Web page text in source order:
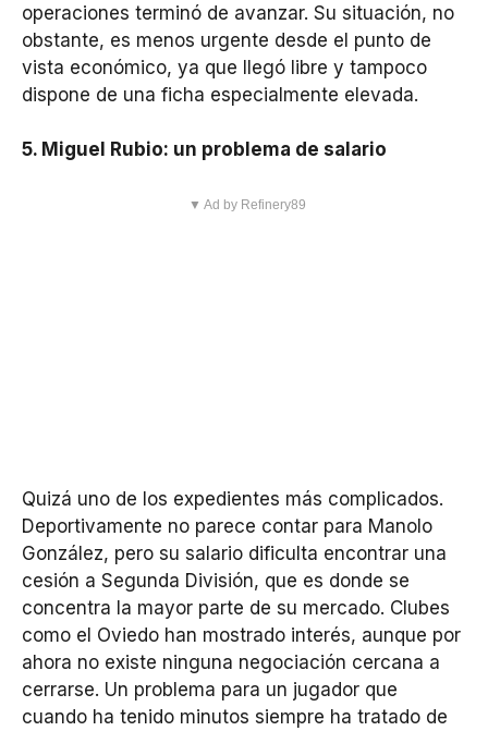
operaciones terminó de avanzar. Su situación, no
obstante, es menos urgente desde el punto de
vista económico, ya que llegó libre y tampoco
dispone de una ficha especialmente elevada.
5. Miguel Rubio: un problema de salario
▼ Ad by Refinery89
Quizá uno de los expedientes más complicados.
Deportivamente no parece contar para Manolo
González, pero su salario dificulta encontrar una
cesión a Segunda División, que es donde se
concentra la mayor parte de su mercado. Clubes
como el Oviedo han mostrado interés, aunque por
ahora no existe ninguna negociación cercana a
cerrarse. Un problema para un jugador que
cuando ha tenido minutos siempre ha tratado de